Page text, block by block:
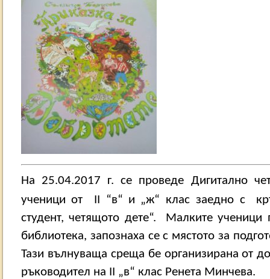
На 25.04.2017 г. се проведе Дигитално
ученици от
“в“ и „ж“ клас заедно с
студент, четящото дете“.
Малките ученици
библиотека, запознаха се с мястото за
Тази вълнуваща среща бе организирана от
ръководител на
„в“ клас Ренета Минчева.